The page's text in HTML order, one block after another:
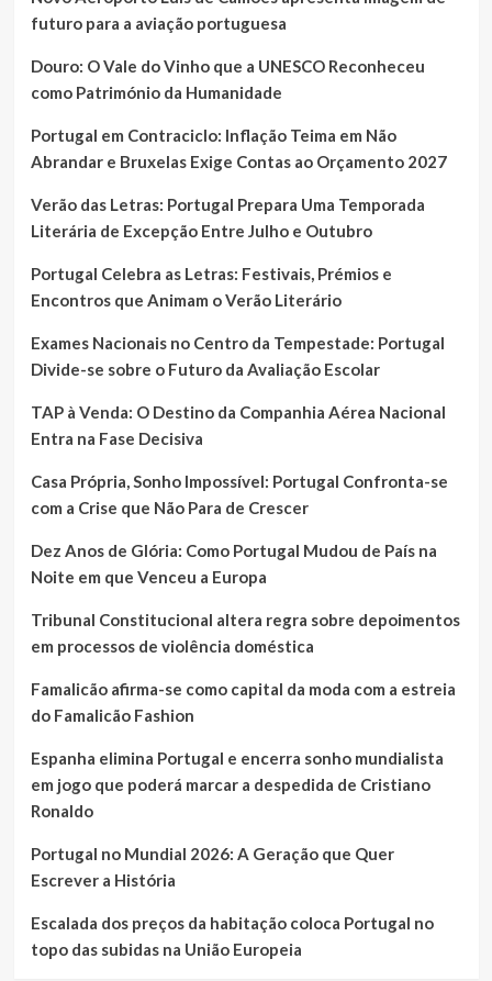
futuro para a aviação portuguesa
Douro: O Vale do Vinho que a UNESCO Reconheceu
como Património da Humanidade
Portugal em Contraciclo: Inflação Teima em Não
Abrandar e Bruxelas Exige Contas ao Orçamento 2027
Verão das Letras: Portugal Prepara Uma Temporada
Literária de Excepção Entre Julho e Outubro
Portugal Celebra as Letras: Festivais, Prémios e
Encontros que Animam o Verão Literário
Exames Nacionais no Centro da Tempestade: Portugal
Divide-se sobre o Futuro da Avaliação Escolar
TAP à Venda: O Destino da Companhia Aérea Nacional
Entra na Fase Decisiva
Casa Própria, Sonho Impossível: Portugal Confronta-se
com a Crise que Não Para de Crescer
Dez Anos de Glória: Como Portugal Mudou de País na
Noite em que Venceu a Europa
Tribunal Constitucional altera regra sobre depoimentos
em processos de violência doméstica
Famalicão afirma-se como capital da moda com a estreia
do Famalicão Fashion
Espanha elimina Portugal e encerra sonho mundialista
em jogo que poderá marcar a despedida de Cristiano
Ronaldo
Portugal no Mundial 2026: A Geração que Quer
Escrever a História
Escalada dos preços da habitação coloca Portugal no
topo das subidas na União Europeia